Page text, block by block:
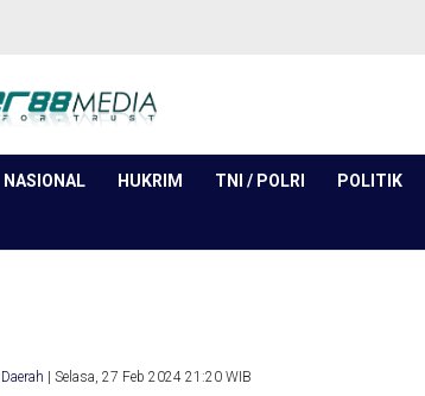
NASIONAL HUKRIM TNI / POLRI POLITIK
Daerah Selasa, 27 Feb 2024 21:20 WIB